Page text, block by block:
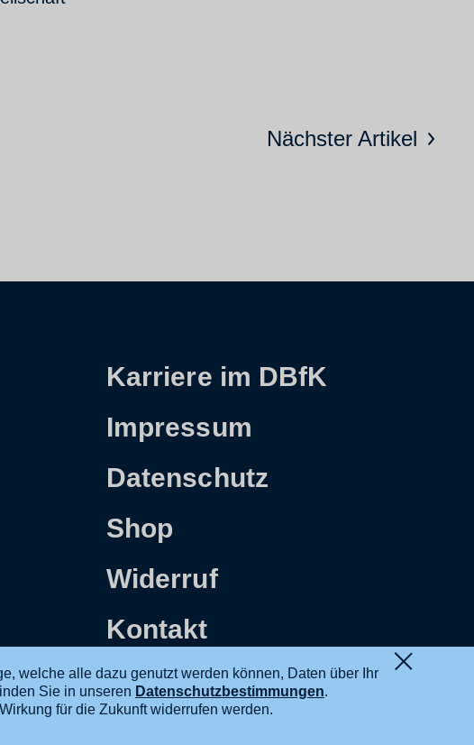
Nächster Artikel
Karriere im DBfK
Impressum
Datenschutz
Shop
Widerruf
Kontakt
welche alle dazu genutzt werden können, Daten über Ihr
Sie in unseren Datenschutzbestimmungen.
für die Zukunft widerrufen werden.